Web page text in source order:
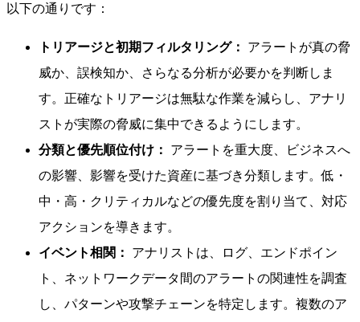
以下の通りです：
トリアージと初期フィルタリング：
アラートが真の脅
威か、誤検知か、さらなる分析が必要かを判断しま
す。正確なトリアージは無駄な作業を減らし、アナリ
ストが実際の脅威に集中できるようにします。
分類と優先順位付け：
アラートを重大度、ビジネスへ
の影響、影響を受けた資産に基づき分類します。低・
中・高・クリティカルなどの優先度を割り当て、対応
アクションを導きます。
イベント相関：
アナリストは、ログ、エンドポイン
ト、ネットワークデータ間のアラートの関連性を調査
し、パターンや攻撃チェーンを特定します。複数のア